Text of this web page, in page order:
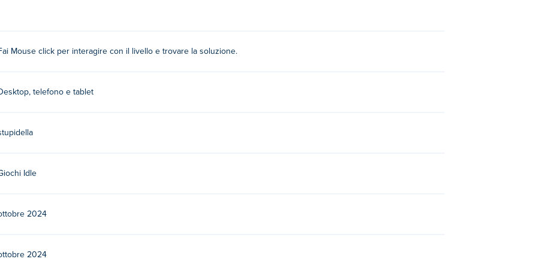
dispositivi mobili e desktop?
Mouse click per interagire con il livello e trovare la soluzione.
telefono e tablet
Idle
2024
2024